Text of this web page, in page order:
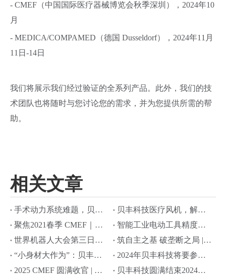
- CMEF（中国国际医疗器械博览会秋季深圳），2024年10
月
- MEDICA/COMPAMED（德国 Dusseldorf），2024年11月
11日-14日
我们将展示我们经过验证的全系列产品。此外，我们的技
术团队也将随时与您讨论您的需求，并为您提供所需的帮
助。
相关文章
手术动力系统难题，贝丰科技如何破解？
贝丰科技医疗风机，解锁医疗通气新可能
聚焦2021春季 CMEF｜贝丰涡轮风机精彩亮相
智能工业电动工具精度、动力、耐用性不足？贝丰科技给出技术解决方案
世界机器人大会第三日热度不减，贝丰科技高端电机技术宣讲引轰动
筑自主之基 破垄断之局 | 贝丰科技以专精特新实力彰显高端电机硬核突破
“小身材大作为”：贝丰科技携高功率密度电机亮相第 27 届中国国际电机博览会
2024年贝丰科技将要参加的展会
2025 CMEF 圆满收官 | 贝丰科技多款新品风机亮相！
贝丰科技圆满结束2024年德国杜塞尔多夫医疗展之旅